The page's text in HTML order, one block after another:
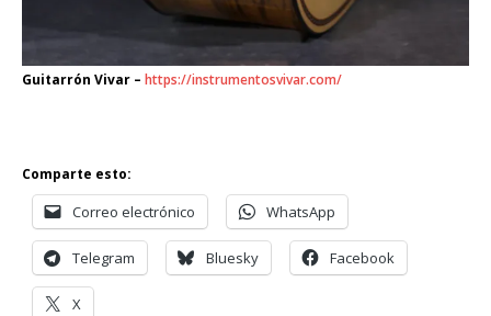
Guitarrón Vivar – https://instrumentosvivar.com/
Comparte esto:
Correo electrónico WhatsApp
Telegram Bluesky Facebook
X